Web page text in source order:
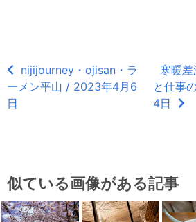
nijijourney・ojisan・ラ
ーメン平山 / 2023年4月6
日
寒暖
と仕事
4日
似ている画像がある記事